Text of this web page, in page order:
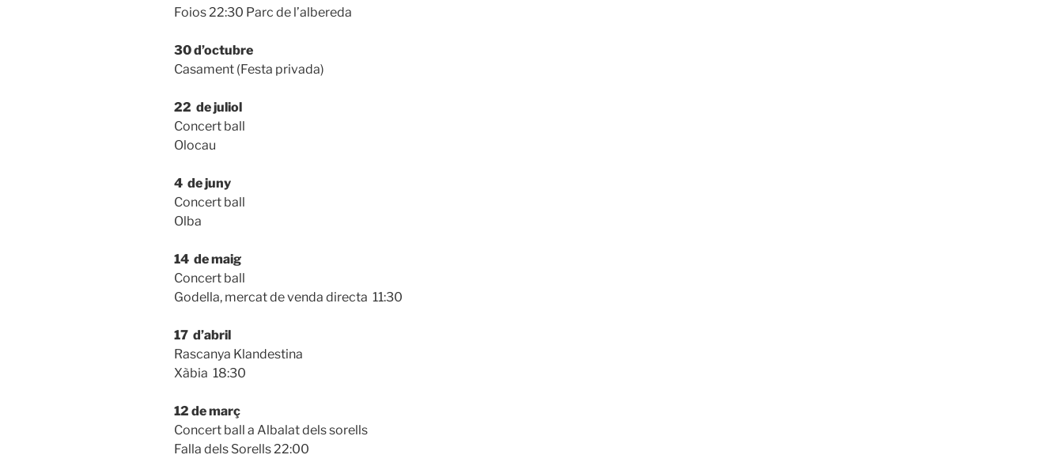
Foios 22:30 Parc de l’albereda
30d’octubre
Casament (Festa privada)
22 de juliol
Concert ball
Olocau
4 de juny
Concert ball
Olba
14 de maig
Concert ball
Godella, mercat de venda directa 11:30
17 d’abril
Rascanya Klandestina
Xàbia 18:30
12 de març
Concert ball a Albalat dels sorells
Falla dels Sorells 22:00